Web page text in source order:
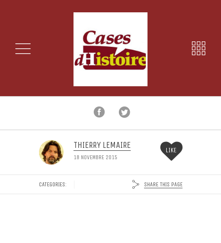
THIERRY LEMAIRE
18 NOVEMBRE 2015
LIKE
CATEGORIES: SHARE THIS PAGE